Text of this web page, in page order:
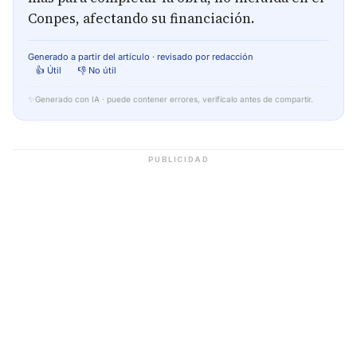
Conpes, afectando su financiación.
Generado a partir del artículo · revisado por redacción
👍 Útil
👎 No útil
✨ Generado con IA · puede contener errores, verifícalo antes de compartir.
PUBLICIDAD